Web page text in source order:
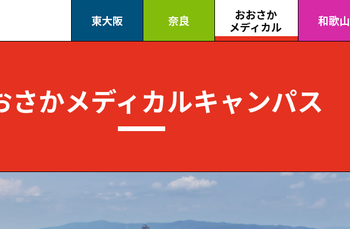
東大阪 奈良
おおさか
メディカル
和歌山
さかメディカルキャンパス